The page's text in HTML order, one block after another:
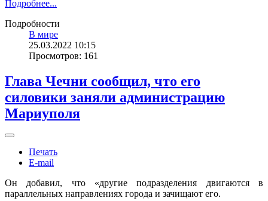
Подробнее...
Подробности
В мире
25.03.2022 10:15
Просмотров: 161
Глава Чечни сообщил, что его
силовики заняли администрацию
Мариуполя
Печать
E-mail
Он добавил, что «другие подразделения двигаются в
параллельных направлениях города и зачищают его.